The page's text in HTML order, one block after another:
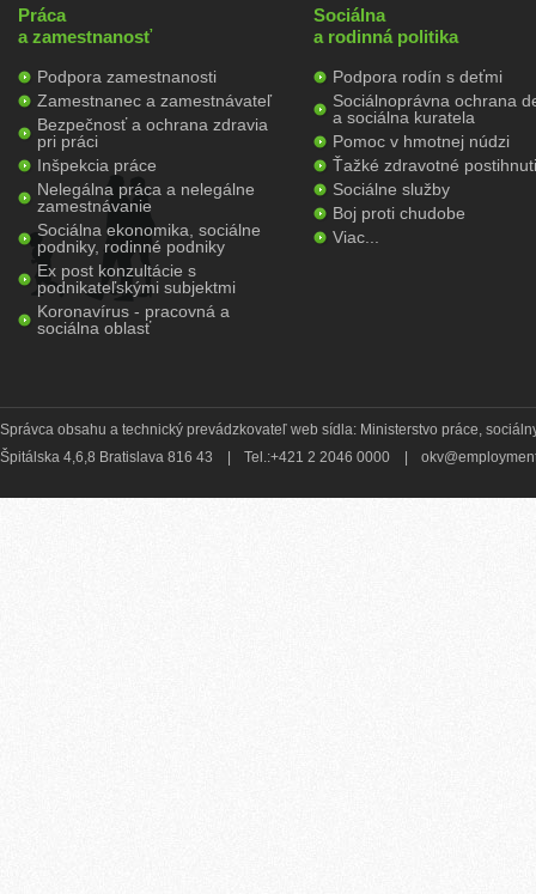
Práca
a zamestnanosť
Podpora zamestnanosti
Zamestnanec a zamestnávateľ
Bezpečnosť a ochrana zdravia
pri práci
Inšpekcia práce
Nelegálna práca a nelegálne
zamestnávanie
Sociálna ekonomika, sociálne
podniky, rodinné podniky
Ex post konzultácie s
podnikateľskými subjektmi
Koronavírus - pracovná a
sociálna oblasť
Sociálna
a rodinná politika
Podpora rodín s deťmi
Sociálnoprávna ochrana
a sociálna kuratela
Pomoc v hmotnej núdzi
Ťažké zdravotné
Sociálne služby
Boj proti chudobe
Viac...
Správca obsahu a technický prevádzkovateľ web sídla: Ministerstvo práce,
Špitálska 4,6,8 Bratislava 816 43
Tel.:+421 2 2046 0000